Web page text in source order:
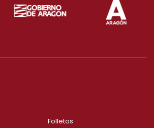
Folletos